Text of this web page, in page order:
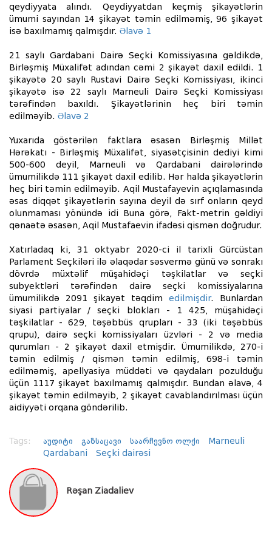
qeydiyyata alındı. Qeydiyyatdan keçmiş şikayətlərin
ümumi sayından 14 şikayət təmin edilməmiş, 96 şikayət
isə baxılmamış qalmışdır. Əlavə 1
21 saylı Gardabani Dairə Seçki Komissiyasına gəldikdə,
Birləşmiş Müxalifət adından cəmi 2 şikayət daxil edildi. 1
şikayətə 20 saylı Rustavi Dairə Seçki Komissiyası, ikinci
şikayətə isə 22 saylı Marneuli Dairə Seçki Komissiyası
tərəfindən baxıldı. Şikayətlərinin heç biri təmin
edilməyib. Əlavə 2
Yuxarıda göstərilən faktlara əsasən Birləşmiş Millət
Hərəkatı - Birləşmiş Müxalifət, siyasətçisinin dediyi kimi
500-600 deyil, Marneuli və Qardabani dairələrində
ümumilikdə 111 şikayət daxil edilib. Hər halda şikayətlərin
heç biri təmin edilməyib. Aqil Mustafayevin açıqlamasında
əsas diqqət şikayətlərin sayına deyil də sırf onların qeyd
olunmaması yönündə idi Buna görə, Fakt-metrin gəldiyi
qənaətə əsasən, Aqil Mustafaevin ifadəsi qismən doğrudur.
Xatırladaq ki, 31 oktyabr 2020-ci il tarixli Gürcüstan
Parlament Seçkiləri ilə əlaqədar səsvermə günü və sonrakı
dövrdə müxtəlif müşahidəçi təşkilatlar və seçki
subyektləri tərəfindən dairə seçki komissiyalarına
ümumilikdə 2091 şikayət təqdim edilmişdir. Bunlardan
siyasi partiyalar / seçki blokları - 1 425, müşahidəçi
təşkilatlar - 629, təşəbbüs qrupları - 33 (iki təşəbbüs
qrupu), dairə seçki komissiyaları üzvləri - 2 və media
qurumları - 2 şikayət daxil etmişdir. Ümumilikdə, 270-i
təmin edilmiş / qismən təmin edilmiş, 698-i təmin
edilməmiş, apellyasiya müddəti və qaydaları pozulduğu
üçün 1117 şikayət baxılmamış qalmışdır. Bundan əlavə, 4
şikayət təmin edilməyib, 2 şikayət cavablandırılması üçün
aidiyyəti orqana göndərilib.
Tags: აუდიტი გაზსაცავი საარჩევნო ოლქი
Marneuli
Qardabani
Seçki dairəsi
Rəşan Ziadaliev